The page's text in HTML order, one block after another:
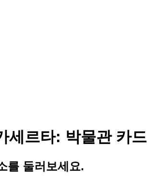
세르타: 박물관 카드
를 둘러보세요.